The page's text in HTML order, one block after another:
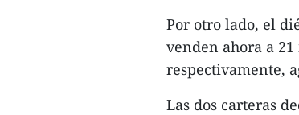
Por otro lado, el
venden ahora a
respectivamente,
Las dos carteras